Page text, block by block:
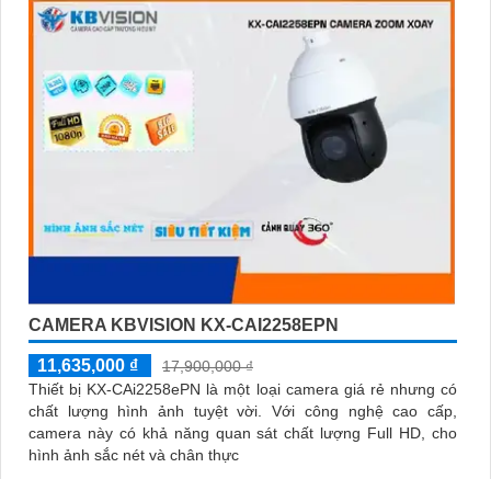
CAMERA KBVISION KX-CAI2258EPN
11,635,000 ₫
17,900,000 ₫
Thiết bị KX-CAi2258ePN là một loại camera giá rẻ nhưng có
chất lượng hình ảnh tuyệt vời. Với công nghệ cao cấp,
camera này có khả năng quan sát chất lượng Full HD, cho
hình ảnh sắc nét và chân thực